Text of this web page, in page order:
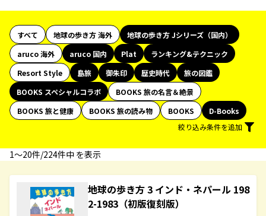
すべて 地球の歩き方 海外
地球の歩き方 Jシリーズ（国内）
aruco 海外
aruco 国内 Plat
ランキング&テクニック
Resort Style
島旅 御朱印 歴史時代
旅の図鑑
BOOKS スペシャルコラボ
BOOKS 旅の名言＆絶景
BOOKS 旅と健康
BOOKS 旅の読み物 BOOKS
D-Books
絞り込み条件を追加
1〜20件/224件中 を表示
地球の歩き方 3 インド・ネパール 198
2-1983（初版復刻版）